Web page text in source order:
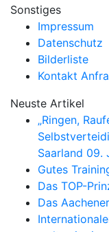
Sonstiges
Impressum
Datenschutz
Bilderliste
Kontakt
Neuste Artikel
„Ringen,
Saarland 09.
Gutes
Das TOP-
Das